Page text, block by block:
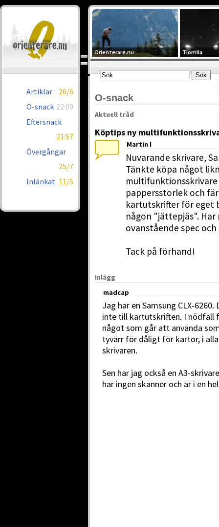
Artiklar
26/6
O-snack 22:09
Eftersnack
21:57
Övergångar
25/7
Inlänkat 11/5
Orienterare.nu Tiomila
O-snack
Aktuell tråd
Köptips ny
Martin I
Nuvarande skrivare,
Tänkte köpa något
pappersstorlek och
kartutskrifter för eget
någon "jättepjäs".
ovanstående spec
Tack på förhand!
Inlägg
madcap
Jag har en Samsung CLX-
inte till kartutskriften. I nödfall
något som går att använda
tyvärr för dåligt för kartor, i
skrivaren.
Sen har jag också en A3-
har ingen skanner och är i en